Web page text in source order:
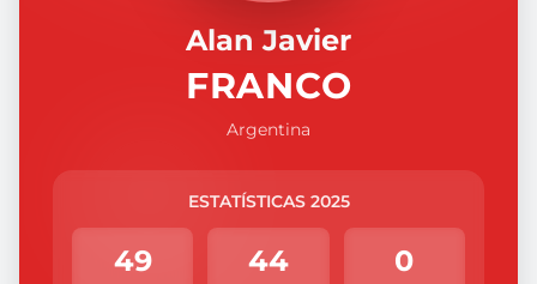
Alan Javier
FRANCO
Argentina
ESTATÍSTICAS 2025
49 44 0